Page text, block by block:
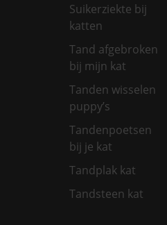
Suikerziekte bij
katten
Tand afgebroken
bij mijn kat
Tanden wisselen
puppy’s
Tandenpoetsen
bij je kat
Tandplak kat
Tandsteen kat